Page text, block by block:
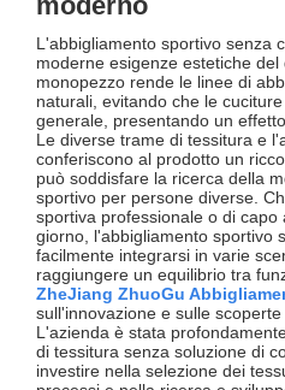
L'abbigliamento sportivo senza
moderne esigenze estetiche
monopezzo rende le linee di
naturali, evitando che le
generale, presentando un
Le diverse trame di tessitura e
conferiscono al prodotto un
può soddisfare la ricerca della
sportivo per persone diverse.
sportiva professionale o di
giorno, l'abbigliamento sportivo
facilmente integrarsi in varie
raggiungere un equilibrio tra
ZheJiang ZhuoGu
sull'innovazione e sulle scoperte
L'azienda è stata
di tessitura senza soluzione di
investire nella selezione dei